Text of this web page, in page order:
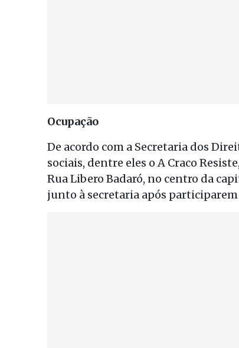
Ocupação
De acordo com a Secretaria dos
sociais, dentre eles o A Craco
Rua Libero Badaró, no centro da
junto à secretaria após